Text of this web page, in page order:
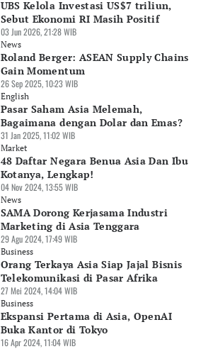
UBS Kelola Investasi US$7 triliun,
Sebut Ekonomi RI Masih Positif
03 Jun 2026, 21:28 WIB
News
Roland Berger: ASEAN Supply Chains
Gain Momentum
26 Sep 2025, 10:23 WIB
English
Pasar Saham Asia Melemah,
Bagaimana dengan Dolar dan Emas?
31 Jan 2025, 11:02 WIB
Market
48 Daftar Negara Benua Asia Dan Ibu
Kotanya, Lengkap!
04 Nov 2024, 13:55 WIB
News
SAMA Dorong Kerjasama Industri
Marketing di Asia Tenggara
29 Agu 2024, 17:49 WIB
Business
Orang Terkaya Asia Siap Jajal Bisnis
Telekomunikasi di Pasar Afrika
27 Mei 2024, 14:04 WIB
Business
Ekspansi Pertama di Asia, OpenAI
Buka Kantor di Tokyo
16 Apr 2024, 11:04 WIB